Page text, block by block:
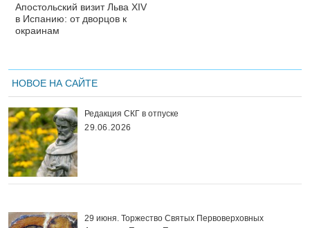
Апостольский визит Льва XIV
в Испанию: от дворцов к
окраинам
НОВОЕ НА САЙТЕ
Редакция СКГ в отпуске
29.06.2026
29 июня. Торжество Святых Первоверховных